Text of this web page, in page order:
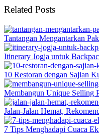
Related Posts
Tantangan Mengantarkan
Itinerary Jogja untuk
10 Restoran dengan Sajian
Membangun Unique
Jalan-Jalan Hemat,
7 Tips Menghadapi Cuaca